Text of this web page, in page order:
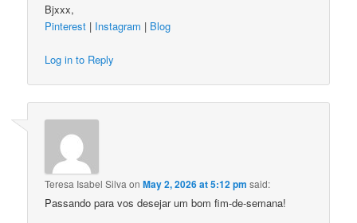
Bjxxx,
Pinterest | Instagram | Blog
Log in to Reply
Teresa Isabel SilvaonMay 2, 2026 at 5:12 pm said:
Passando para vos desejar um bom fim-de-semana!